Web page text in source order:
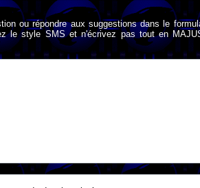
ou répondre aux suggestions dans le
le style SMS et n'écrivez pas tout en